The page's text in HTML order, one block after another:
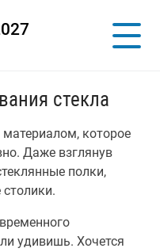
стекла
которое
Даже взглянув
полки,
удивишь. Хочется